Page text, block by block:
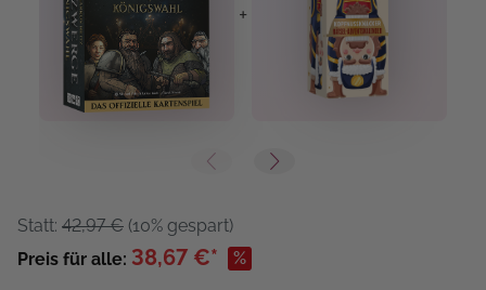
+
Statt: 42,97 € (10% gespart)
Preis für alle: 38,67 €* %